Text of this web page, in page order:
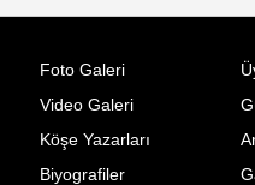
Foto Galeri
Video Galeri
Köşe Yazarları
Biyografiler